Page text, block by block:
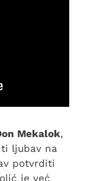
Mekalok,
ljubav na
potvrditi
je već